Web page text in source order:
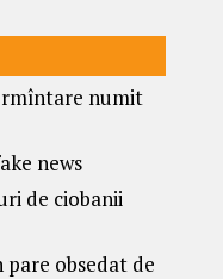
numit
news
de ciobanii
obsedat de